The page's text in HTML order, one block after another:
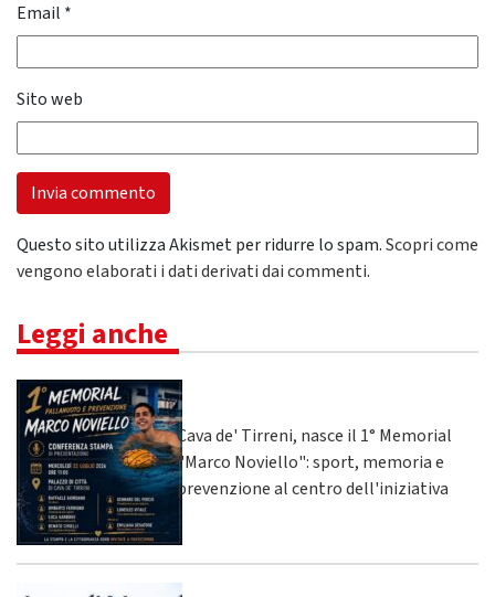
Email *
Sito web
Questo sito utilizza Akismet per ridurre lo spam.Scopri come
vengono elaborati i dati derivati dai commenti.
Leggi anche
Cava de' Tirreni, nasce il 1° Memorial
"Marco Noviello": sport, memoria e
prevenzione al centro dell'iniziativa